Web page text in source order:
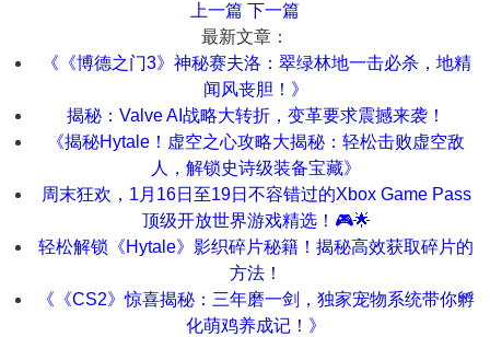
上一篇 下一篇
最新文章：
《《博德之门3》神秘赛夫洛：翠绿林地一击必杀，地精
闻风丧胆！》
揭秘：Valve AI战略大转折，变革要求震撼来袭！
《揭秘Hytale！虚空之心攻略大揭秘：轻松击败虚空敌
人，解锁史诗级装备宝藏》
周末狂欢，1月16日至19日不容错过的Xbox Game Pass
顶级开放世界游戏精选！🎮🌟
轻松解锁《Hytale》影织碎片秘籍！揭秘高效获取碎片的
方法！
《《CS2》惊喜揭秘：三年磨一剑，独家宠物系统带你孵
化萌鸡养成记！》